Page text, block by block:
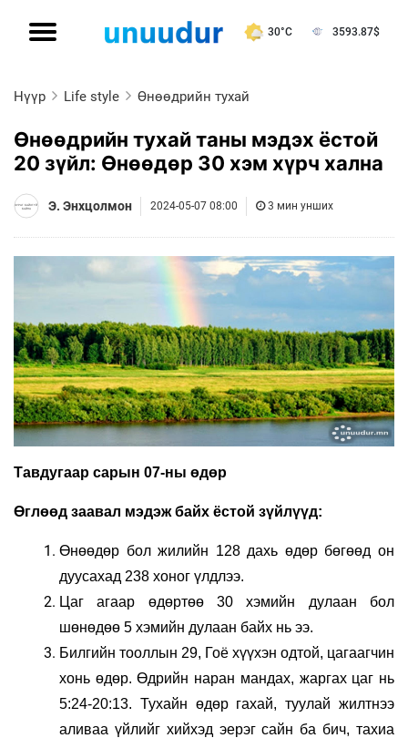
30°C 3593.87$
Нүүр Life style Өнөөдрийн тухай
Өнөөдрийн тухай таны мэдэх ёстой
20 зүйл: Өнөөдөр 30 хэм хүрч хална
Э. Энхцолмон 2024-05-07 08:00 3 мин унших
Тавдугаар сарын 07-ны өдөр
Өглөөд заавал мэдэж байх ёстой зүйлүүд:
Өнөөдөр бол жилийн 128 дахь өдөр бөгөөд он
дуусахад 238 хоног үлдлээ.
Цаг агаар өдөртөө 30 хэмийн дулаан бол
шөнөдөө 5 хэмийн дулаан байх нь ээ.
Билгийн тооллын 29, Гоё хүүхэн одтой, цагаагчин
хонь өдөр. Өдрийн наран мандах, жаргах цаг нь
5:24-20:13. Тухайн өдөр гахай, туулай жилтнээ
аливаа үйлийг хийхэд эерэг сайн ба бич, тахиа